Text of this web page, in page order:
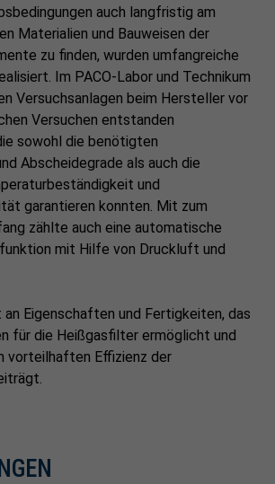
auch langfristig am
Materialien und Bauweisen der
zu finden, wurden umfangreiche
Im PACO-Labor und Technikum
Versuchsanlagen beim Hersteller vor
Versuchen entstanden
sowohl die benötigten
Abscheidegrade als auch die
und
garantieren konnten. Mit zum
zählte auch eine automatische
mit Hilfe von Druckluft und
an Eigenschaften und Fertigkeiten, das
für die Heißgasfilter ermöglicht und
vorteilhaften Effizienz der